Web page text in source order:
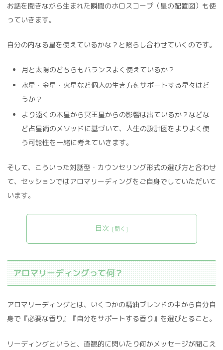
お話を聞きながら生まれた瞬間のホロスコープ（星の配置図）も使
っていきます。
自分の内なる星を使えているかな？と照らし合わせていくのです。
月と太陽のどちらもバランスよく使えているか？
水星・金星・火星など個人の生き方をサポートする星々はど
うか？
より遠くの木星から冥王星からの影響は出ているか？などな
ど占星術のメソッドに基づいて、人生の設計図をよりよく使
う可能性を一緒に考えていきます。
そして、こういった対話型・カウンセリング形式の選び方と合わせ
て、セッションではアロマリーディングをご自身でしていただいて
います。
目次
アロマリーディングって何？
アロマリーディングとは、いくつかの精油ブレンドの中から自分自
身で『必要な香り』『自分をサポートする香り』を選びとること。
リーディングというと、直観的に閃いたり何かメッセージが聞こえ